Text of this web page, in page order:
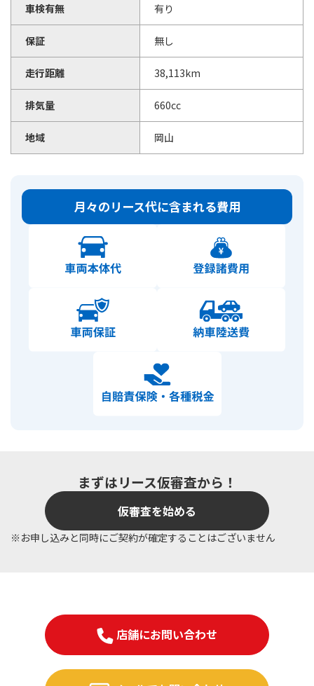
車検有無 有り
保証 無し
走行距離 38,113km
排気量 660cc
地域 岡山
月々のリース代に含まれる費用
まずはリース仮審査から！
仮審査を始める
※お申し込みと同時にご契約が確定することはございません
店舗にお問い合わせ